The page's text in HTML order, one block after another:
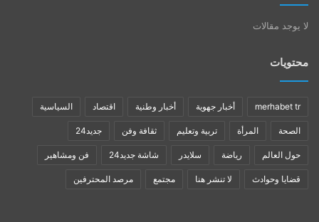
لا يوجد مقالات
محتويات
merhabet tr أخبار جهوية أخبار وطنية اقتصاد السياسية
الصحة المرأة تربية وتعليم ثقافة وفن جديد24
حول العالم رياضة سلايدر شاشة جديد24 فن ومشاهير
قضايا وحوادث لا تنشر هنا مجتمع مرصد المحترفين